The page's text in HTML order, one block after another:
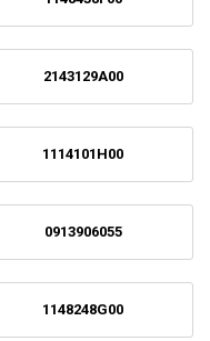
2143129A00
1114101H00
0913906055
1148248G00